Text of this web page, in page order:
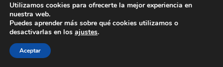
Utilizamos cookies para ofrecerte la mejor experiencia en
nuestra web.
Puedes aprender más sobre qué cookies utilizamos o
desactivarlas en los ajustes.
Aceptar